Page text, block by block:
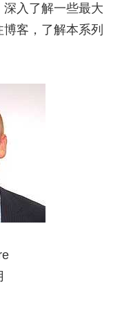
入了解一些最大
客，了解本系列